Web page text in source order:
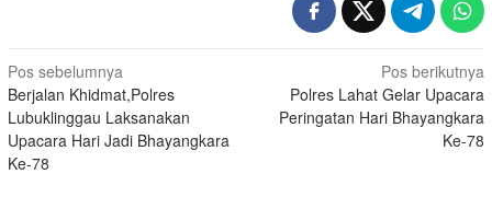
Navigasi
pos
Pos sebelumnya
Berjalan Khidmat,Polres
Lubuklinggau Laksanakan
Upacara Hari Jadi Bhayangkara
Ke-78
Pos berikutnya
Polres Lahat Gelar Upacara
Peringatan Hari Bhayangkara
Ke-78